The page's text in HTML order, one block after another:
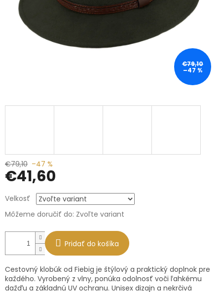
€79,10
–47 %
€79,10 –47 %
€41,60
Jednotková
cena:
Velkosť
Môžeme doručiť do: Zvoľte variant
Pridať do košíka
Cestovný klobúk od Fiebig je štýlový a praktický doplnok pre
každého. Vyrobený z vlny, ponúka odolnosť voči ľahkému
dažďu a základnú UV ochranu. Unisex dizajn a nekrčivá